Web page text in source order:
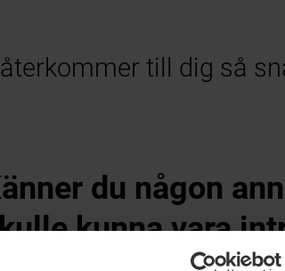
till dig så
du någon
kunna vara